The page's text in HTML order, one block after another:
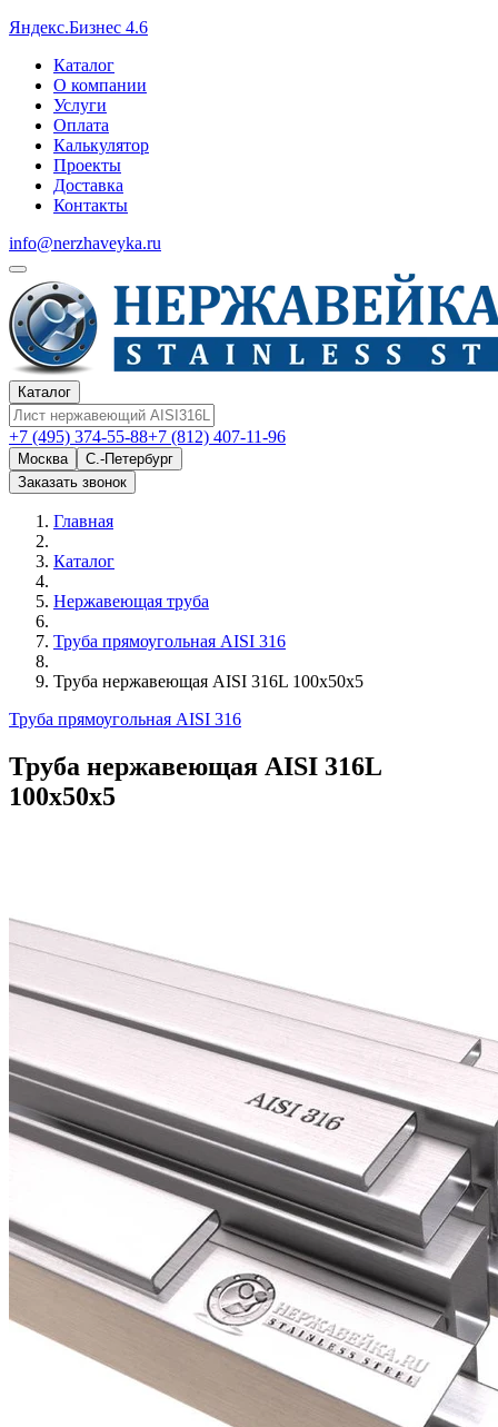
Яндекс.Бизнес 4.6
Каталог
О компании
Услуги
Оплата
Калькулятор
Проекты
Доставка
Контакты
info@nerzhaveyka.ru
Каталог
+7 (495) 374-55-88+7 (812) 407-11-96
Москва
С.-Петербург
Заказать звонок
Главная
Каталог
Нержавеющая труба
Труба прямоугольная AISI 316
Труба нержавеющая AISI 316L 100х50х5
Труба прямоугольная AISI 316
Труба нержавеющая AISI 316L
100х50х5